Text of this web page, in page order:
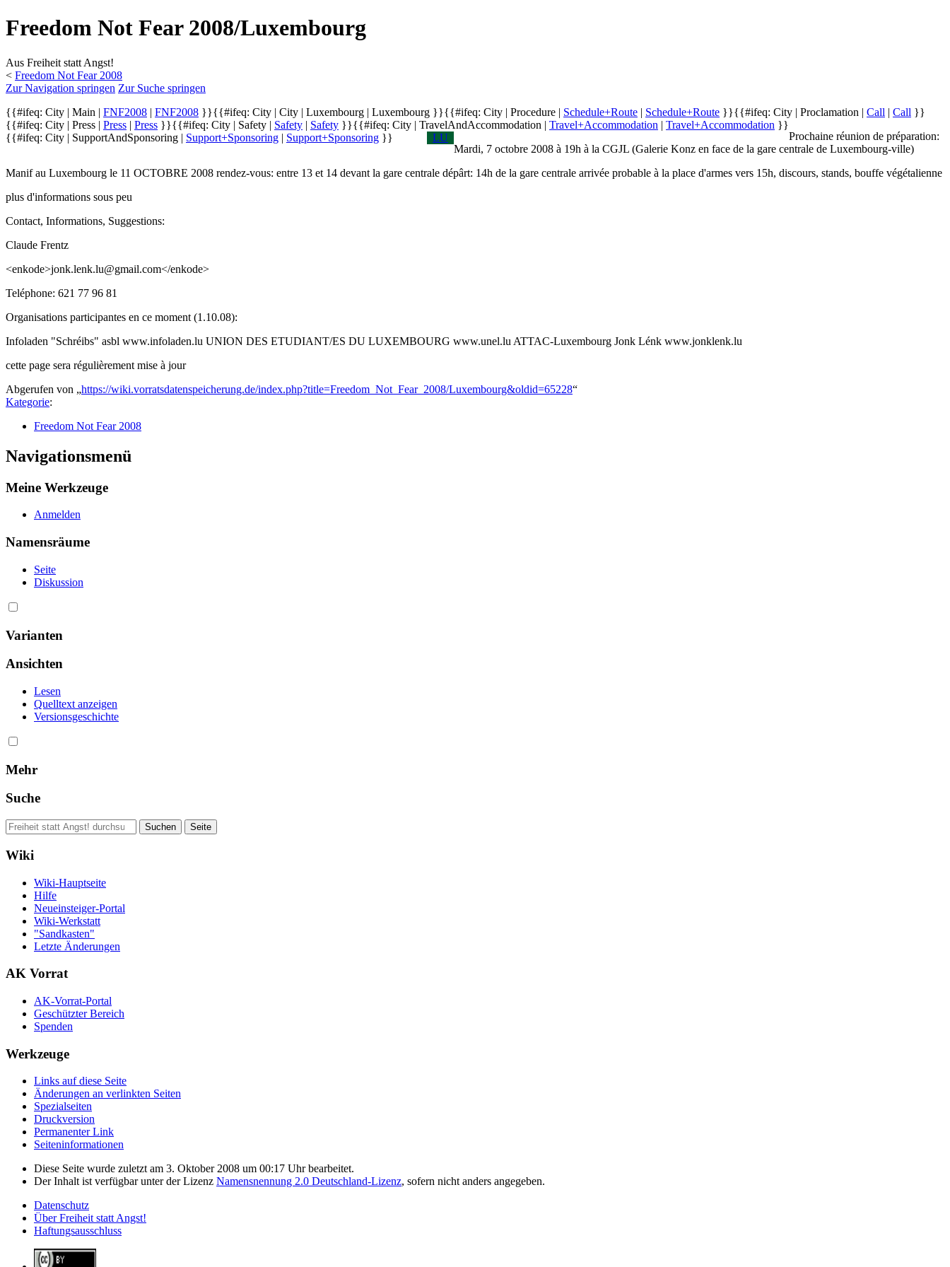
Freedom Not Fear 2008/Luxembourg
Aus Freiheit statt Angst!
< Freedom Not Fear 2008
Zur Navigation springen Zur Suche springen
{{#ifeq: City | Main | FNF2008 | FNF2008 }}{{#ifeq: City | City | Luxembourg | Luxembourg }}{{#ifeq: City | Procedure | Schedule+Route | Schedule+Route }}{{#ifeq: City | Proclamation | Call | Call }}
{{#ifeq: City | Press | Press | Press }}{{#ifeq: City | Safety | Safety | Safety }}{{#ifeq: City | TravelAndAccommodation | Travel+Accommodation | Travel+Accommodation }}
{{#ifeq: City | SupportAndSponsoring | Support+Sponsoring | Support+Sponsoring }} LU
Prochaine réunion de préparation:
Mardi, 7 octobre 2008 à 19h à la CGJL (Galerie Konz en face de la gare centrale de Luxembourg-ville)
Manif au Luxembourg le 11 OCTOBRE 2008 rendez-vous: entre 13 et 14 devant la gare centrale dépârt: 14h de la gare centrale arrivée probable à la place d'armes vers 15h, discours, stands, bouffe végétalienne
plus d'informations sous peu
Contact, Informations, Suggestions:
Claude Frentz
<enkode>jonk.lenk.lu@gmail.com</enkode>
Teléphone: 621 77 96 81
Organisations participantes en ce moment (1.10.08):
Infoladen "Schréibs" asbl www.infoladen.lu UNION DES ETUDIANT/ES DU LUXEMBOURG www.unel.lu ATTAC-Luxembourg Jonk Lénk www.jonklenk.lu
cette page sera régulièrement mise à jour
Abgerufen von „https://wiki.vorratsdatenspeicherung.de/index.php?title=Freedom_Not_Fear_2008/Luxembourg&oldid=65228“
Kategorie:
Freedom Not Fear 2008
Navigationsmenü
Meine Werkzeuge
Anmelden
Namensräume
Seite
Diskussion
Varianten
Ansichten
Lesen
Quelltext anzeigen
Versionsgeschichte
Mehr
Suche
Wiki
Wiki-Hauptseite
Hilfe
Neueinsteiger-Portal
Wiki-Werkstatt
"Sandkasten"
Letzte Änderungen
AK Vorrat
AK-Vorrat-Portal
Geschützter Bereich
Spenden
Werkzeuge
Links auf diese Seite
Änderungen an verlinkten Seiten
Spezialseiten
Druckversion
Permanenter Link
Seiten­­informationen
Diese Seite wurde zuletzt am 3. Oktober 2008 um 00:17 Uhr bearbeitet.
Der Inhalt ist verfügbar unter der Lizenz Namensnennung 2.0 Deutschland-Lizenz, sofern nicht anders angegeben.
Datenschutz
Über Freiheit statt Angst!
Haftungsausschluss